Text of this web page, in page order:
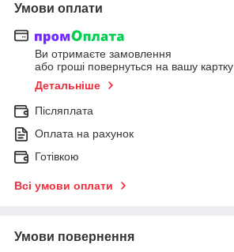
Умови оплати
Ви отримаєте замовлення
або гроші повернуться на вашу картку
Детальніше
Післяплата
Оплата на рахунок
Готівкою
Всі умови оплати
Умови повернення